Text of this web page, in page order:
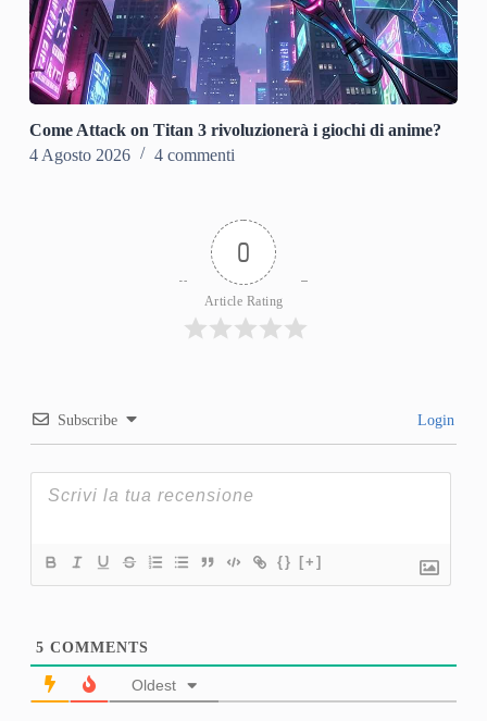
Come Attack on Titan 3 rivoluzionerà i giochi di anime?
4 Agosto 2026
4 commenti
0
Article Rating
Subscribe Login
{} [+]
5 COMMENTS
Oldest